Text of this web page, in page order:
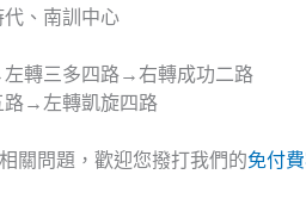
、南訓中心
轉三多四路→右轉成功二路
→左轉凱旋四路
問題，歡迎您撥打我們的免付